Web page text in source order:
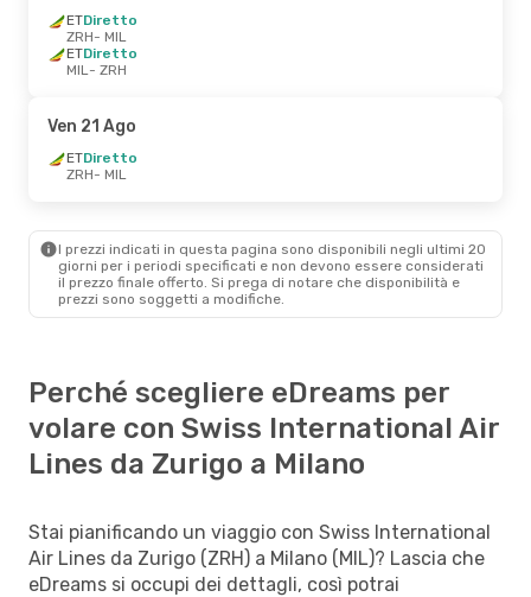
ETDiretto
ZRH- MIL
ETDiretto
MIL- ZRH
Ven 21 Ago
ETDiretto
ZRH- MIL
I prezzi indicati in questa pagina sono disponibili negli ultimi 20
giorni per i periodi specificati e non devono essere considerati
il ​​prezzo finale offerto. Si prega di notare che disponibilità e
prezzi sono soggetti a modifiche.
Perché scegliere eDreams per
volare con Swiss International Air
Lines da Zurigo a Milano
Stai pianificando un viaggio con Swiss International
Air Lines da Zurigo (ZRH) a Milano (MIL)? Lascia che
eDreams si occupi dei dettagli, così potrai